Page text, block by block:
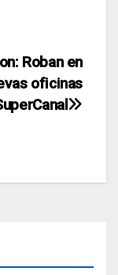
Roban en
oficinas